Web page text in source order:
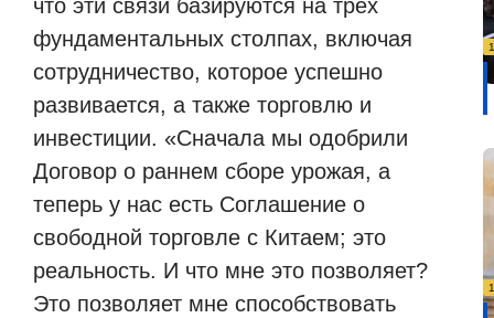
что эти связи базируются на трех
фундаментальных столпах, включая
сотрудничество, которое успешно
развивается, а также торговлю и
инвестиции. «Сначала мы одобрили
Договор о раннем сборе урожая, а
теперь у нас есть Соглашение о
свободной торговле с Китаем; это
реальность. И что мне это позволяет?
Это позволяет мне способствовать